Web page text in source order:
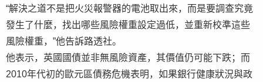
“解決之道不是把火災報警器的電池取出來，而是要調查究竟
發生了什麼，找出哪些風險權重設定過低，並重新校準這些
風險權重，”他告訴路透社。
他表示，英國國債並非無風險資產，其價值仍可能下跌；而
2010年代初的歐元區債務危機表明，如果銀行健康狀況與政